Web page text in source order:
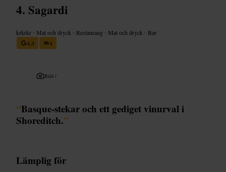
Sagardi
krkrkr • Mat och dryck • Restaurang • Mat och dryck • Bar
4,4
4
Bild /
“Basque-stekar och ett gediget vinurval i
Shoreditch.”
Lämplig för